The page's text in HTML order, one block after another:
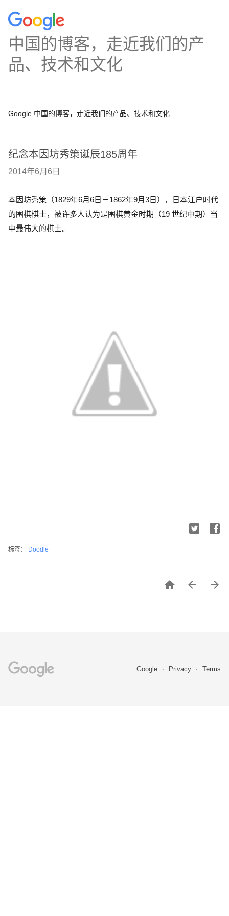
中国的博客，走近我们的产
品、技术和文化
Google 中国的博客，走近我们的产品、技术和文化
纪念本因坊秀策诞辰185周年
2014年6月6日
本因坊秀策（1829年6月6日－1862年9月3日），日本江户时代
的围棋棋士，被许多人认为是围棋黄金时期（19 世纪中期）当
中最伟大的棋士。
标签： Doodle
  
Google Privacy Terms